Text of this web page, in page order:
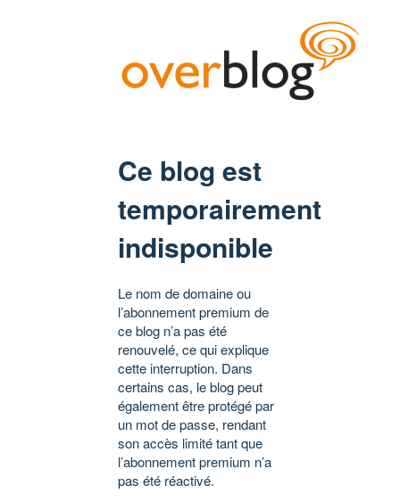
Ce blog est
temporairement
indisponible
Le nom de domaine ou
l’abonnement premium de
ce blog n’a pas été
renouvelé, ce qui explique
cette interruption. Dans
certains cas, le blog peut
également être protégé par
un mot de passe, rendant
son accès limité tant que
l’abonnement premium n’a
pas été réactivé.